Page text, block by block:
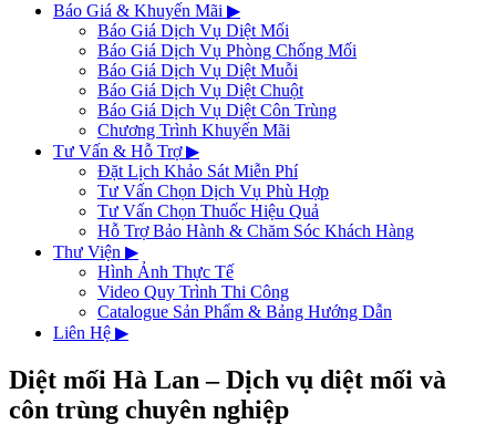
Báo Giá & Khuyến Mãi ▶
Báo Giá Dịch Vụ Diệt Mối
Báo Giá Dịch Vụ Phòng Chống Mối
Báo Giá Dịch Vụ Diệt Muỗi
Báo Giá Dịch Vụ Diệt Chuột
Báo Giá Dịch Vụ Diệt Côn Trùng
Chương Trình Khuyến Mãi
Tư Vấn & Hỗ Trợ▶
Đặt Lịch Khảo Sát Miễn Phí
Tư Vấn Chọn Dịch Vụ Phù Hợp
Tư Vấn Chọn Thuốc Hiệu Quả
Hỗ Trợ Bảo Hành & Chăm Sóc Khách Hàng
Thư Viện ▶
Hình Ảnh Thực Tế
Video Quy Trình Thi Công
Catalogue Sản Phẩm & Bảng Hướng Dẫn
Liên Hệ ▶
Diệt mối Hà Lan – Dịch vụ diệt mối và
côn trùng chuyên nghiệp